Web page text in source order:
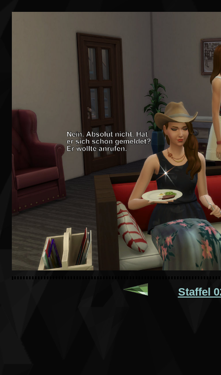
Staffel